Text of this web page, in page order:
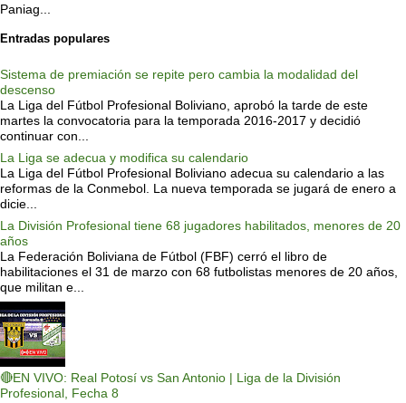
Paniag...
Entradas populares
Sistema de premiación se repite pero cambia la modalidad del
descenso
La Liga del Fútbol Profesional Boliviano, aprobó la tarde de este
martes la convocatoria para la temporada 2016-2017 y decidió
continuar con...
La Liga se adecua y modifica su calendario
La Liga del Fútbol Profesional Boliviano adecua su calendario a las
reformas de la Conmebol. La nueva temporada se jugará de enero a
dicie...
La División Profesional tiene 68 jugadores habilitados, menores de 20
años
La Federación Boliviana de Fútbol (FBF) cerró el libro de
habilitaciones el 31 de marzo con 68 futbolistas menores de 20 años,
que militan e...
🔴EN VIVO: Real Potosí vs San Antonio | Liga de la División
Profesional, Fecha 8